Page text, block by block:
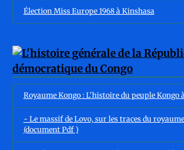
Élection Miss Europe 1968 à Kinshasa
Royaume Kongo : L'histoire du peuple Kongo
- Le massif de Lovo, sur les traces du
(document Pdf )